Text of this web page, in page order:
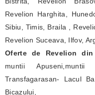
Revelion Harghita,
Sibiu, Timis, Braila ,
Revelion Suceava, Ilfov,
Oferte de Revelion
muntii Apuseni,muntii
Transfagarasan- Lacul
Bicazului,